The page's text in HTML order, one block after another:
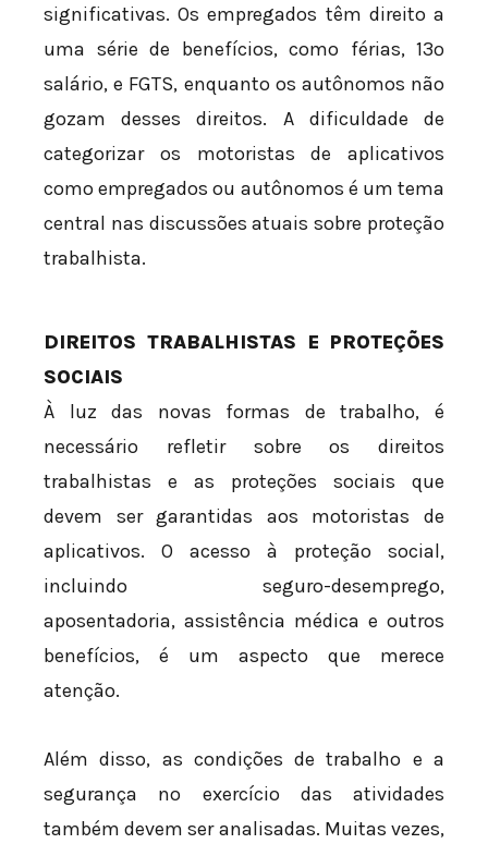
significativas. Os empregados têm direito a
uma série de benefícios, como férias, 13º
salário, e FGTS, enquanto os autônomos não
gozam desses direitos. A dificuldade de
categorizar os motoristas de aplicativos
como empregados ou autônomos é um tema
central nas discussões atuais sobre proteção
trabalhista.
DIREITOS TRABALHISTAS E PROTEÇÕES
SOCIAIS
À luz das novas formas de trabalho, é
necessário refletir sobre os direitos
trabalhistas e as proteções sociais que
devem ser garantidas aos motoristas de
aplicativos. O acesso à proteção social,
incluindo seguro-desemprego,
aposentadoria, assistência médica e outros
benefícios, é um aspecto que merece
atenção.
Além disso, as condições de trabalho e a
segurança no exercício das atividades
também devem ser analisadas. Muitas vezes,